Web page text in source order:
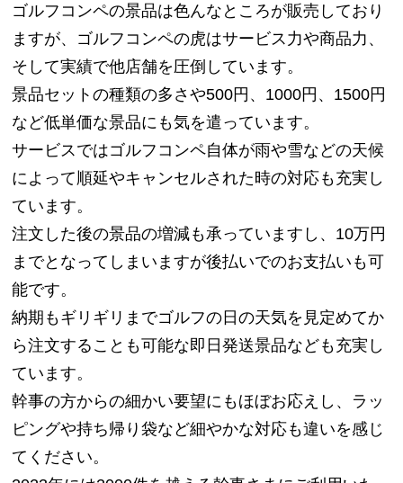
ゴルフコンペの景品は色んなところが販売しており
ますが、ゴルフコンペの虎はサービス力や商品力、
そして実績で他店舗を圧倒しています。
景品セットの種類の多さや500円、1000円、1500円
など低単価な景品にも気を遣っています。
サービスではゴルフコンペ自体が雨や雪などの天候
によって順延やキャンセルされた時の対応も充実し
ています。
注文した後の景品の増減も承っていますし、10万円
までとなってしまいますが後払いでのお支払いも可
能です。
納期もギリギリまでゴルフの日の天気を見定めてか
ら注文することも可能な即日発送景品なども充実し
ています。
幹事の方からの細かい要望にもほぼお応えし、ラッ
ピングや持ち帰り袋など細やかな対応も違いを感じ
てください。